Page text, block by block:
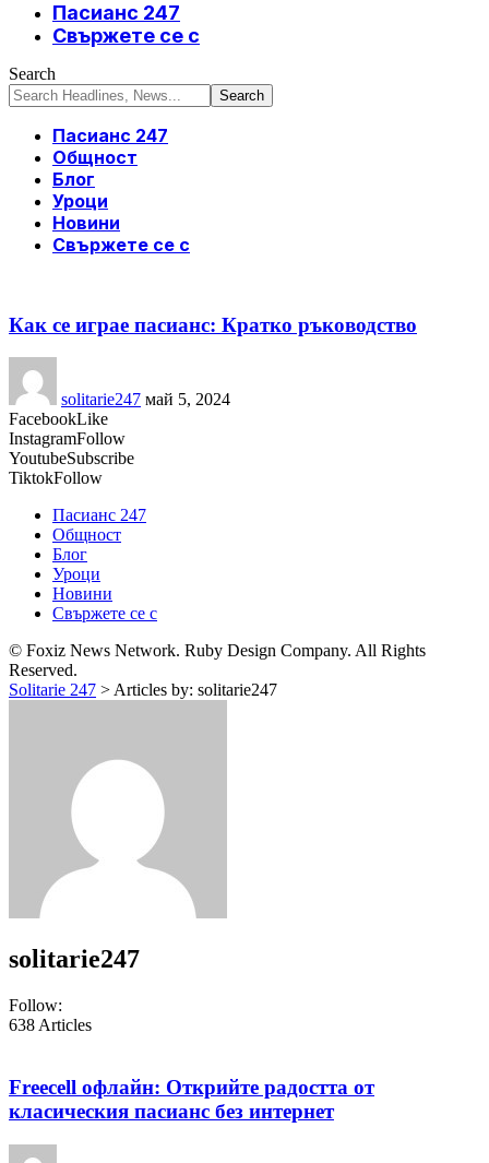
Пасианс 247
Свържете се с
Search
Пасианс 247
Общност
Блог
Уроци
Новини
Свържете се с
Как се играе пасианс: Кратко ръководство
solitarie247 май 5, 2024
FacebookLike
InstagramFollow
YoutubeSubscribe
TiktokFollow
Пасианс 247
Общност
Блог
Уроци
Новини
Свържете се с
© Foxiz News Network. Ruby Design Company. All Rights
Reserved.
Solitarie 247 >Articles by: solitarie247
solitarie247
Follow:
638 Articles
Freecell офлайн: Открийте радостта от
класическия пасианс без интернет